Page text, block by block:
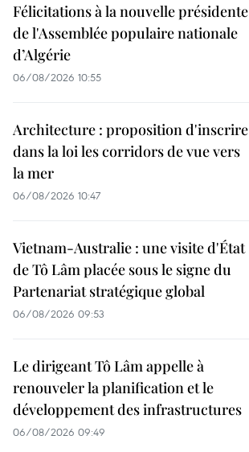
Félicitations à la nouvelle présidente
de l'Assemblée populaire nationale
d’Algérie
06/08/2026 10:55
Architecture : proposition d'inscrire
dans la loi les corridors de vue vers
la mer
06/08/2026 10:47
Vietnam-Australie : une visite d'État
de Tô Lâm placée sous le signe du
Partenariat stratégique global
06/08/2026 09:53
Le dirigeant Tô Lâm appelle à
renouveler la planification et le
développement des infrastructures
06/08/2026 09:49